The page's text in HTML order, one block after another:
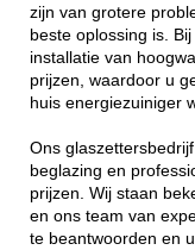
zijn van grotere
beste oplossing is.
installatie van
prijzen, waardoor u
huis energiezuiniger
Ons
beglazing en
prijzen. Wij staan
en ons team van
te beantwoorden en